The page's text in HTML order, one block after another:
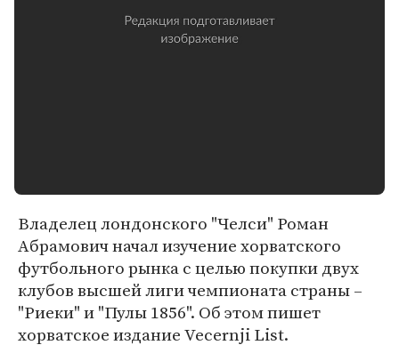
Владелец лондонского "Челси" Роман
Абрамович начал изучение хорватского
футбольного рынка с целью покупки двух
клубов высшей лиги чемпионата страны –
"Риеки" и "Пулы 1856". Об этом пишет
хорватское издание Vecernji List.